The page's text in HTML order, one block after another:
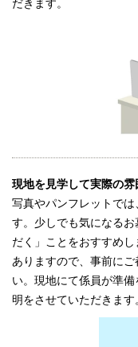
だきます。
現地を見学して実際の
写真やパンフレットで
す。少しでも気になる
だく」ことをおすすめ
ありますので、事前に
い。現地にて係員が準
明をさせていただきます